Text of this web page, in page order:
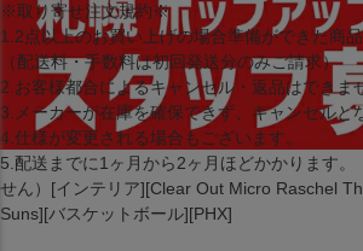
※取り寄せ注文規約※
1.2点以上のお買い上げの場合準備ができた商
（配送料・手数料は初回発送分のみご請求）
2.お客様都合によるキャンセル・返品はできま
3.メーカーが在庫を確保できず、キャンセルと
4.仕様が変更される場合もございます。
5.配送までに1ヶ月から2ヶ月ほどかかります。
せん）[インテリア][Clear Out Micro Raschel
Suns][バスケットボール][PHX]